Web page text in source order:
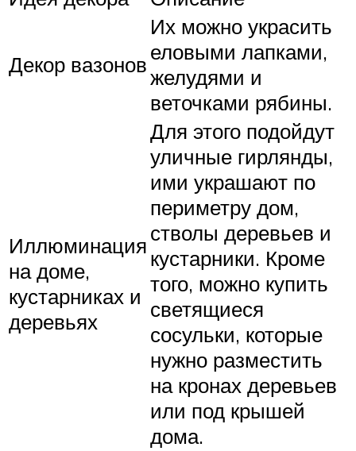
Декор вазонов
Их можно украсить
еловыми лапками,
желудями и
веточками рябины.
Иллюминация
на доме,
кустарниках и
деревьях
Для этого подойдут
уличные гирлянды,
ими украшают по
периметру дом,
стволы деревьев и
кустарники. Кроме
того, можно купить
светящиеся
сосульки, которые
нужно разместить
на кронах деревьев
или под крышей
дома.